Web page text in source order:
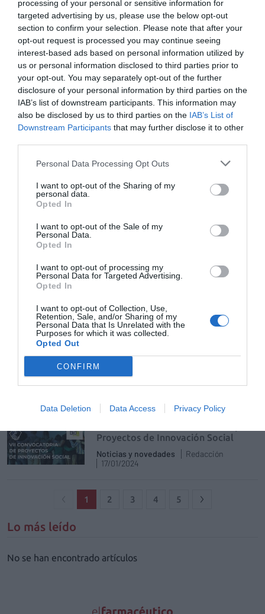
processing of your personal or sensitive information for
targeted advertising by us, please use the below opt-out
section to confirm your selection. Please note that after your
opt-out request is processed you may continue seeing
interest-based ads based on personal information utilized by
us or personal information disclosed to third parties prior to
your opt-out. You may separately opt-out of the further
disclosure of your personal information by third parties on the
IAB’s list of downstream participants. This information may
also be disclosed by us to third parties on the IAB’s List of
Downstream Participants that may further disclose it to other
Personal Data Processing Opt Outs
I want to opt-out of the Sharing of my
personal data.
Opted In
I want to opt-out of the Sale of my
Personal Data.
Opted In
I want to opt-out of processing my
Personal Data for Targeted Advertising.
Opted In
I want to opt-out of Collection, Use,
Retention, Sale, and/or Sharing of my
Personal Data that Is Unrelated with the
Purposes for which it was collected.
Opted Out
CONFIRM
Data Deletion Data Access Privacy Policy
españolas con el liderazgo europeo de
Hygie31, combinando innovación,
colaboración y excelencia sanitaria
Aquí escriben los farmacéuticos
Silvia Estebarán
14/03/2026
Infarma y El Farmacéutico: un espacio de encuentro, experiencia y
colaboración para la farmacia comunitaria
‘Madrid Excelente’ certifica la
NovaCOFM
Noticias y novedades
Redacción
El sello reconoce a NovaCOFM por su
compromiso con la innovación, la mejora
¿Quién dijo miedo?
Editorial Silvia Estebarán
15/05/2025
La inteligencia artificial irrumpe en la farmacia como aliada para
mejorar la atención farmacéutica, optimizar la gestión y reforzar el
El proyecto GENOMAE del Hospital
de Hellín, premiado en el V Foro de
FH al día
Más de 150 ideas de 50 hospitales de toda
España se han presentado a lo largo de las
Proyectos de Innovación Social
Noticias y novedades
Redacción
17/01/2024
1 2 3 4 5
Lo más leído
No se han encontrado artículos